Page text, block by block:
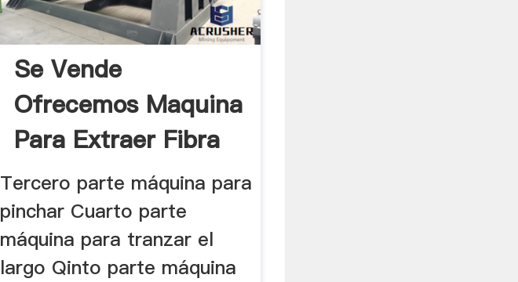
Se Vende
Ofrecemos Maquina
Para Extraer Fibra
De Coco. Haikou
Tercero parte máquina para
pinchar Cuarto parte
máquina para tranzar el
largo Qinto parte máquina